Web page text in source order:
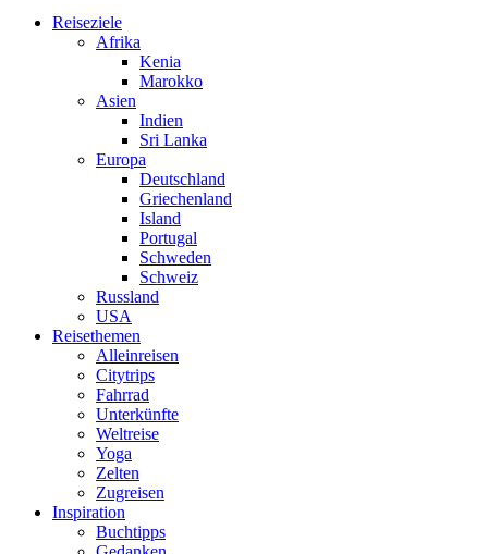
Reiseziele
Afrika
Kenia
Marokko
Asien
Indien
Sri Lanka
Europa
Deutschland
Griechenland
Island
Portugal
Schweden
Schweiz
Russland
USA
Reisethemen
Alleinreisen
Citytrips
Fahrrad
Unterkünfte
Weltreise
Yoga
Zelten
Zugreisen
Inspiration
Buchtipps